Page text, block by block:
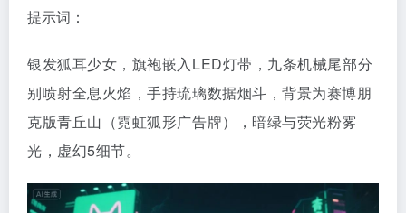
提示词：
银发狐耳少女，旗袍嵌入LED灯带，九条机械尾部分
别喷射全息火焰，手持琉璃数据烟斗，背景为赛博朋
克版青丘山（霓虹狐形广告牌），暗绿与荧光粉雾
光，虚幻5细节。